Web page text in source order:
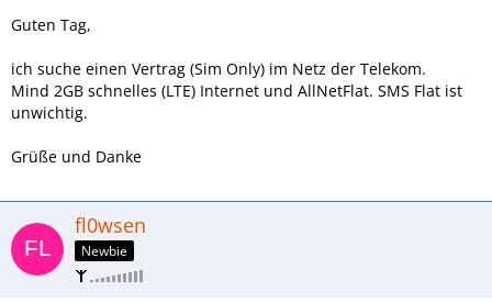
Guten Tag,
ich suche einen Vertrag (Sim Only) im Netz der Telekom.
Mind 2GB schnelles (LTE) Internet und AllNetFlat. SMS Flat ist
unwichtig.
Grüße und Danke
fl0wsen
Newbie